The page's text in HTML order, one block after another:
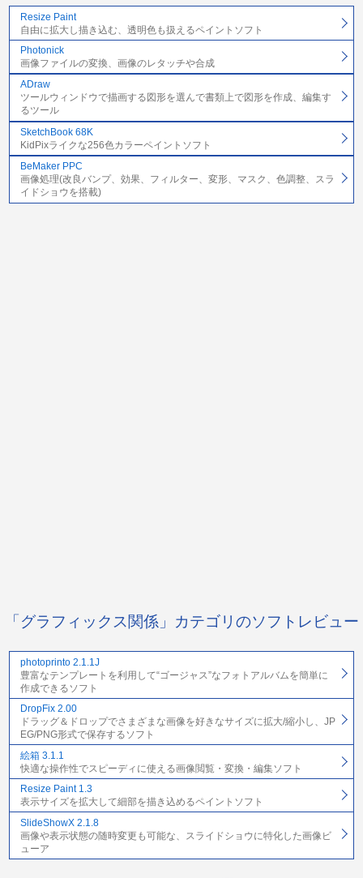
Resize Paint
自由に拡大し描き込む、透明色も扱えるペイントソフト
Photonick
画像ファイルの変換、画像のレタッチや合成
ADraw
ツールウィンドウで描画する図形を選んで書類上で図形を作成、編集す
るツール
SketchBook 68K
KidPixライクな256色カラーペイントソフト
BeMaker PPC
画像処理(改良バンプ、効果、フィルター、変形、マスク、色調整、スラ
イドショウを搭載)
「グラフィックス関係」カテゴリのソフトレビュー
photoprinto 2.1.1J
豊富なテンプレートを利用して“ゴージャス”なフォトアルバムを簡単に
作成できるソフト
DropFix 2.00
ドラッグ＆ドロップでさまざまな画像を好きなサイズに拡大/縮小し、JP
EG/PNG形式で保存するソフト
絵箱 3.1.1
快適な操作性でスピーディに使える画像閲覧・変換・編集ソフト
Resize Paint 1.3
表示サイズを拡大して細部を描き込めるペイントソフト
SlideShowX 2.1.8
画像や表示状態の随時変更も可能な、スライドショウに特化した画像ビ
ューア